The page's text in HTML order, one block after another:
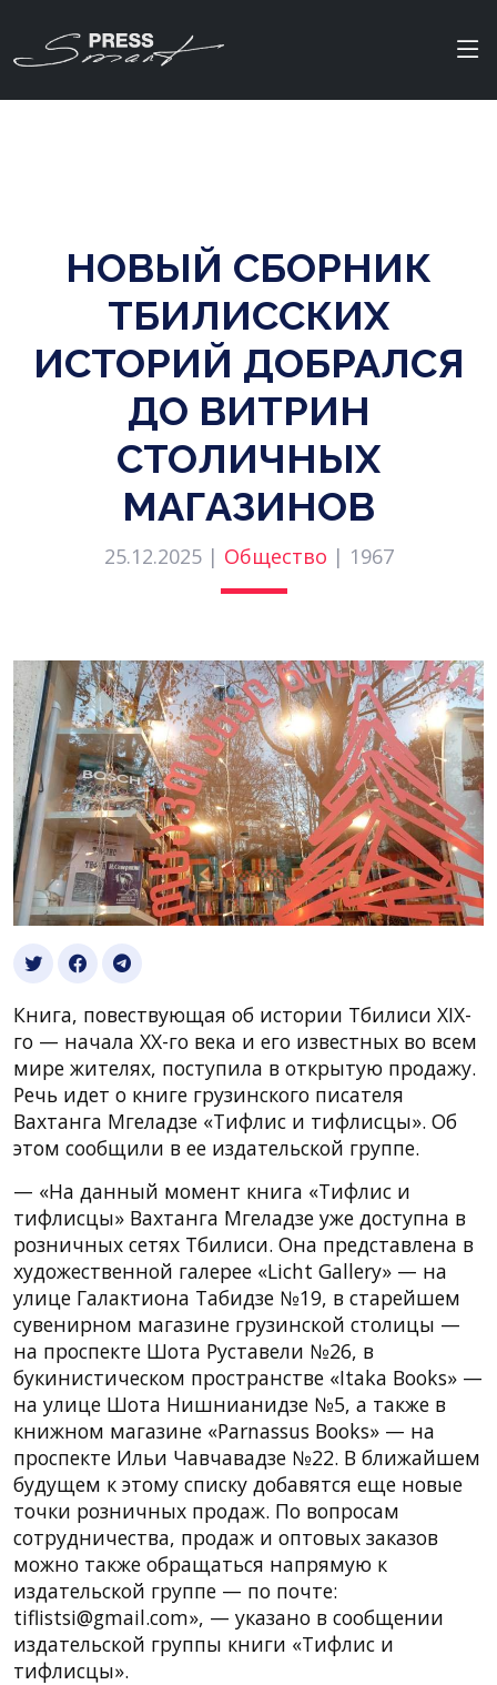
НОВЫЙ СБОРНИК
ТБИЛИССКИХ
ИСТОРИЙ ДОБРАЛСЯ
ДО ВИТРИН
СТОЛИЧНЫХ
МАГАЗИНОВ
25.12.2025 | Общество | 1967
Книга, повествующая об истории Тбилиси XIX-
го — начала XX-го века и его известных во всем
мире жителях, поступила в открытую продажу.
Речь идет о книге грузинского писателя
Вахтанга Мгеладзе «Тифлис и тифлисцы». Об
этом сообщили в ее издательской группе.
— «На данный момент книга «Тифлис и
тифлисцы» Вахтанга Мгеладзе уже доступна в
розничных сетях Тбилиси. Она представлена в
художественной галерее «Licht Gallery» — на
улице Галактиона Табидзе №19, в старейшем
сувенирном магазине грузинской столицы —
на проспекте Шота Руставели №26, в
букинистическом пространстве «Itaka Books» —
на улице Шота Нишнианидзе №5, а также в
книжном магазине «Parnassus Books» — на
проспекте Ильи Чавчавадзе №22. В ближайшем
будущем к этому списку добавятся еще новые
точки розничных продаж. По вопросам
сотрудничества, продаж и оптовых заказов
можно также обращаться напрямую к
издательской группе — по почте:
tiflistsi@gmail.com», — указано в сообщении
издательской группы книги «Тифлис и
тифлисцы».